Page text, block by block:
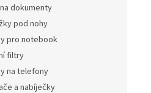
dokumenty
pod nohy
pro notebook
filtry
na telefony
a nabíječky